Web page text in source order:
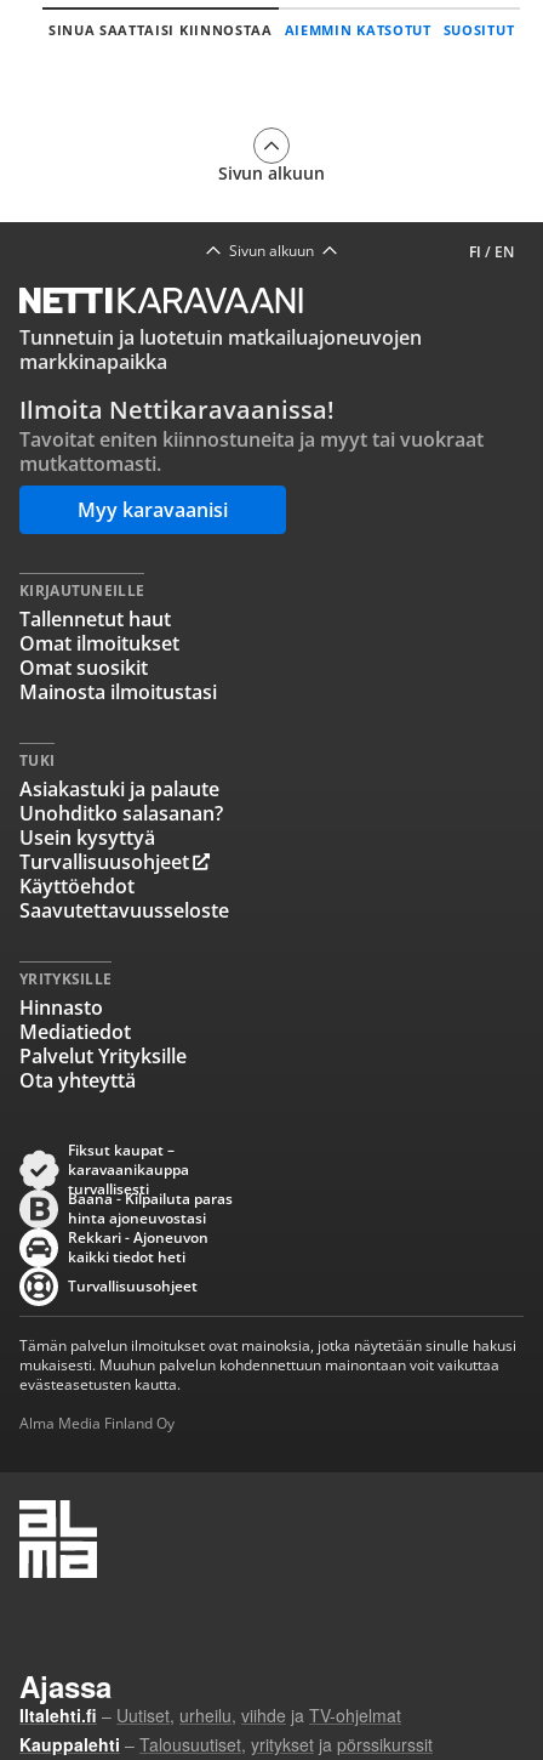
SINUA SAATTAISI KIINNOSTAA AIEMMIN KATSOTUT SUOSITUT
Sivun alkuun
FI / EN
Sivun alkuun
Tunnetuin ja luotetuin matkailuajoneuvojen
markkinapaikka
Ilmoita Nettikaravaanissa!
Tavoitat eniten kiinnostuneita ja myyt tai vuokraat
mutkattomasti.
Myy karavaanisi
KIRJAUTUNEILLE
Tallennetut haut
Omat ilmoitukset
Omat suosikit
Mainosta ilmoitustasi
TUKI
Asiakastuki ja palaute
Unohditko salasanan?
Usein kysyttyä
Turvallisuusohjeet
Käyttöehdot
Saavutettavuusseloste
YRITYKSILLE
Hinnasto
Mediatiedot
Palvelut Yrityksille
Ota yhteyttä
Fiksut kaupat –
karavaanikauppa
turvallisesti
Baana - Kilpailuta paras
hinta ajoneuvostasi
Rekkari - Ajoneuvon
kaikki tiedot heti
Turvallisuusohjeet
Tämän palvelun ilmoitukset ovat mainoksia, jotka näytetään sinulle hakusi
mukaisesti. Muuhun palvelun kohdennettuun mainontaan voit vaikuttaa
evästeasetusten kautta.
Alma Media Finland Oy